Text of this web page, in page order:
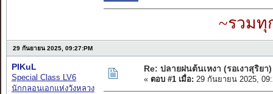
~รวมทุ
29 กันยายน 2025, 09:27:PM
PIKuL
Special Class LV6
นักกลอนเอกแห่งวังหลวง
Re: ปลายฝนต้นเหงา (รอเงาสุริยา)
« ตอบ #1 เมื่อ: 29 กันยายน 2025,